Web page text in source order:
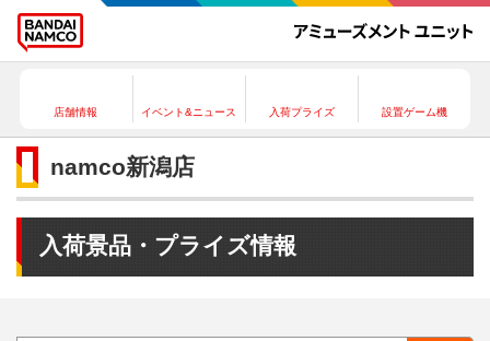
店舗情報 イベント&ニュース 入荷プライズ 設置ゲーム機
namco新潟店
入荷景品・プライズ情報